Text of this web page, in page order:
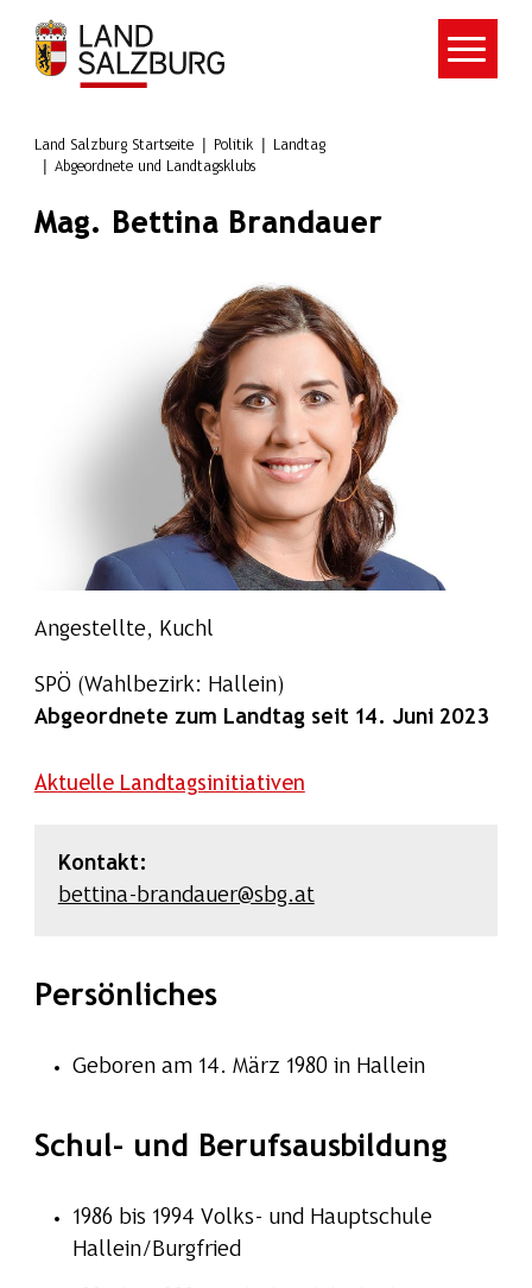
Zum Hauptinhalt springen
Land Salzburg Startseite Politik
Landtag
Abgeordnete und Landtagsklubs
Mag. Bettina Brandauer
Angestellte, Kuchl
SPÖ (Wahlbezirk: Hallein)
Abgeordnete zum Landtag seit 14. Juni 2023
Aktuelle Landtagsinitiativen
Kontakt:
bettina-brandauer@sbg.at
Persönliches
Geboren am 14. März 1980 in Hallein
Schul- und Berufsausbildung
1986 bis 1994 Volks- und Hauptschule
Hallein/Burgfried